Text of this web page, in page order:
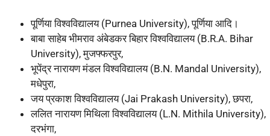
पूर्णिया विश्वविद्यालय (Purnea University), पूर्णिया आदि।
बाबा साहेब भीमराव अंबेडकर बिहार विश्वविद्यालय (B.R.A. Bihar
University), मुजफ्फरपुर,
भूपेंद्र नारायण मंडल विश्वविद्यालय (B.N. Mandal University),
मधेपुरा,
जय प्रकाश विश्वविद्यालय (Jai Prakash University), छपरा,
ललित नारायण मिथिला विश्वविद्यालय (L.N. Mithila University),
दरभंगा,